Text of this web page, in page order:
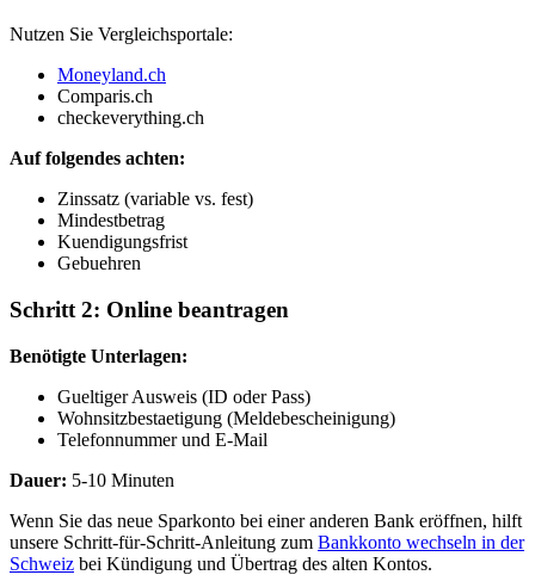
Nutzen Sie Vergleichsportale:
Moneyland.ch
Comparis.ch
checkeverything.ch
Auf folgendes achten:
Zinssatz (variable vs. fest)
Mindestbetrag
Kuendigungsfrist
Gebuehren
Schritt 2: Online beantragen
Benötigte Unterlagen:
Gueltiger Ausweis (ID oder Pass)
Wohnsitzbestaetigung (Meldebescheinigung)
Telefonnummer und E-Mail
Dauer: 5-10 Minuten
Wenn Sie das neue Sparkonto bei einer anderen Bank eröffnen, hilft
unsere Schritt-für-Schritt-Anleitung zum Bankkonto wechseln in der
Schweiz bei Kündigung und Übertrag des alten Kontos.